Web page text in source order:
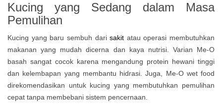
Kucing yang Sedang dalam Masa
Pemulihan
Kucing yang baru sembuh darisakit atau operasi membutuhkan
makanan yang mudah dicerna dan kaya nutrisi. Varian Me-O
basah sangat cocok karena mengandung protein hewani tinggi
dan kelembapan yang membantu hidrasi. Juga, Me-O wet food
direkomendasikan untuk kucing yang membutuhkan pemulihan
cepat tanpa membebani sistem pencernaan.